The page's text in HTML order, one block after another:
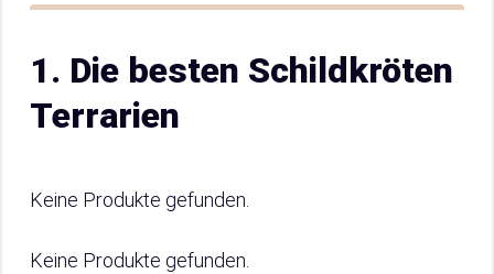
1. Die besten Schildkröten
Terrarien
Keine Produkte gefunden.
Keine Produkte gefunden.